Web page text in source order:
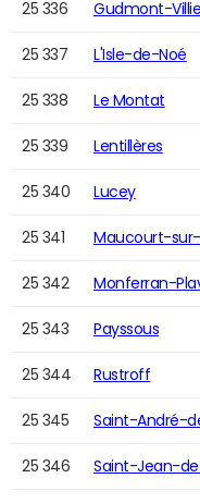
25 336 Gudmont-
25 337 L'Isle-de-Noé
25 338 Le Montat
25 339 Lentillères
25 340 Lucey
25 341 Maucourt-
25 342 Monferran-
25 343 Payssous
25 344 Rustroff
25 345 Saint-André-
25 346 Saint-Jean-